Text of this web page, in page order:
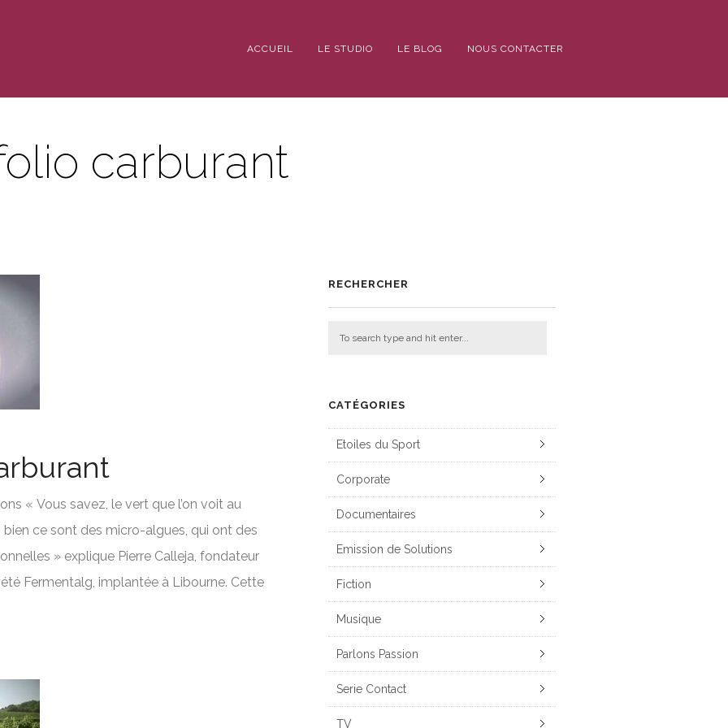
ACCUEIL LE STUDIO LE BLOG NOUS CONTACTER
carburant
« Vous savez, le vert que l’on voit au
bien ce sont des micro-algues, qui ont des
» explique Pierre Calleja, fondateur
Fermentalg, implantée à Libourne. Cette
RECHERCHER
CATÉGORIES
Etoiles du Sport
Corporate
Documentaires
Emission de Solutions
Fiction
Musique
Parlons Passion
Serie Contact
TV